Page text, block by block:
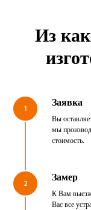
Из
1 Заявка
Вы
мы
стоимость.
2 Замер
К Вам
Вас все